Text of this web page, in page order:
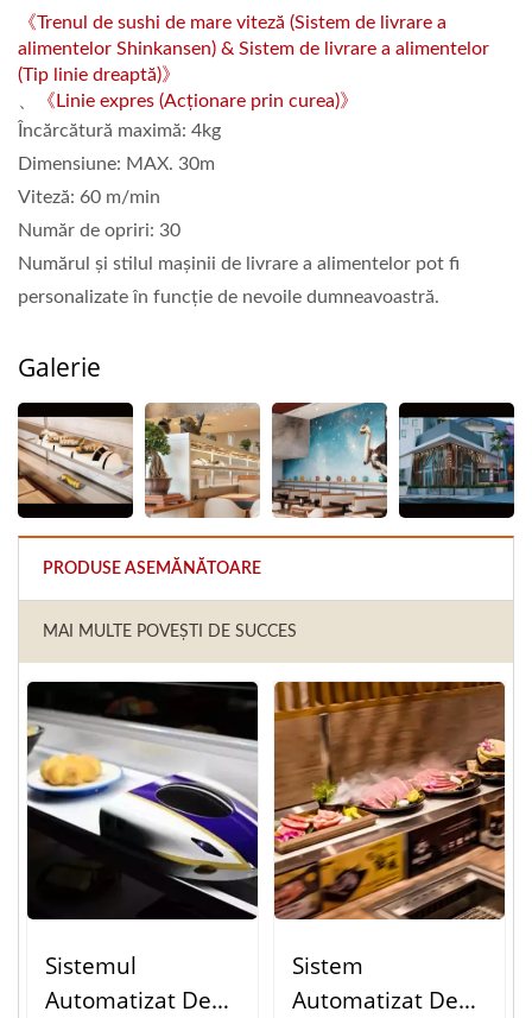
《Trenul de sushi de mare viteză (Sistem de livrare a
alimentelor Shinkansen) & Sistem de livrare a alimentelor
(Tip linie dreaptă)》
《Linie expres (Acționare prin curea)》
Încărcătură maximă: 4kg
Dimensiune: MAX. 30m
Viteză: 60 m/min
Număr de opriri: 30
Numărul și stilul mașinii de livrare a alimentelor pot fi
personalizate în funcție de nevoile dumneavoastră.
Galerie
PRODUSE ASEMĂNĂTOARE
MAI MULTE POVEȘTI DE SUCCES
Sistemul
Automatizat De
Sistem
Automatizat De